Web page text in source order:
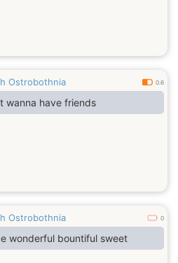
Ostrobothnia 0.6
wanna have friends
Ostrobothnia 0
wonderful bountiful sweet